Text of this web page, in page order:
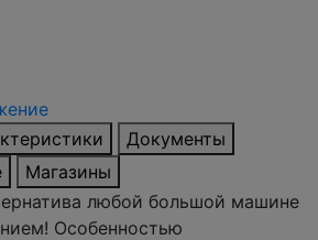
Документы
Магазины
любой большой машине
Особенностью